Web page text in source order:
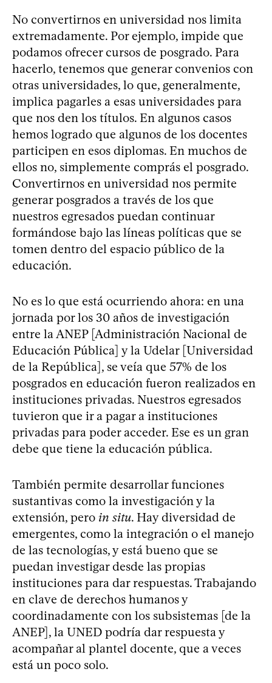
No convertirnos en universidad nos limita
extremadamente. Por ejemplo, impide que
podamos ofrecer cursos de posgrado. Para
hacerlo, tenemos que generar convenios con
otras universidades, lo que, generalmente,
implica pagarles a esas universidades para
que nos den los títulos. En algunos casos
hemos logrado que algunos de los docentes
participen en esos diplomas. En muchos de
ellos no, simplemente comprás el posgrado.
Convertirnos en universidad nos permite
generar posgrados a través de los que
nuestros egresados puedan continuar
formándose bajo las líneas políticas que se
tomen dentro del espacio público de la
educación.
No es lo que está ocurriendo ahora: en una
jornada por los 30 años de investigación
entre la ANEP [Administración Nacional de
Educación Pública] y la Udelar [Universidad
de la República], se veía que 57% de los
posgrados en educación fueron realizados en
instituciones privadas. Nuestros egresados
tuvieron que ir a pagar a instituciones
privadas para poder acceder. Ese es un gran
debe que tiene la educación pública.
También permite desarrollar funciones
sustantivas como la investigación y la
extensión, pero in situ. Hay diversidad de
emergentes, como la integración o el manejo
de las tecnologías, y está bueno que se
puedan investigar desde las propias
instituciones para dar respuestas. Trabajando
en clave de derechos humanos y
coordinadamente con los subsistemas [de la
ANEP], la UNED podría dar respuesta y
acompañar al plantel docente, que a veces
está un poco solo.